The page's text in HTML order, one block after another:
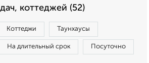
коттеджей (52)
Коттеджи Таунхаусы
На длительный срок Посуточно